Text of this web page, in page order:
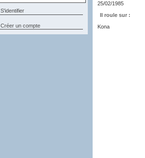
Créer un compte
25/02/1985
Il roule sur :
Kona